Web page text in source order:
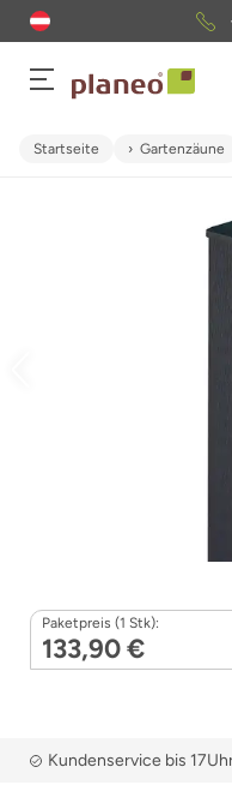
Startseite Gartenzäune
Paketpreis (1 Stk):
133,90 €
Kundenservice bis